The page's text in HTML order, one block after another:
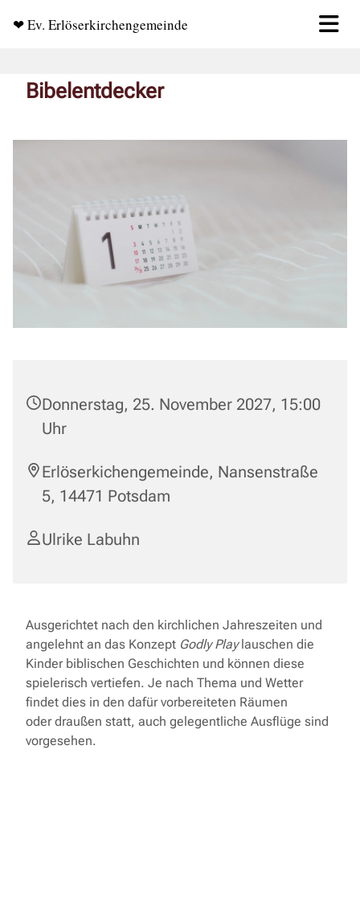
❤ Ev. Erlöserkirchengemeinde
Bibelentdecker
Donnerstag, 25. November 2027, 15:00
Uhr
Erlöserkichengemeinde, Nansenstraße
5, 14471 Potsdam
Ulrike Labuhn
Ausgerichtet nach den kirchlichen Jahreszeiten und
angelehnt an das Konzept Godly Playlauschen die
Kinder biblischen Geschichten und können diese
spielerisch vertiefen. Je nach Thema und Wetter
findet dies in den dafür vorbereiteten Räumen
oder draußen statt, auch gelegentliche Ausflüge sind
vorgesehen.